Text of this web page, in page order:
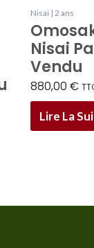
Nisai | 2 ans
Nisai
Vendu
880,00 €
Lire La